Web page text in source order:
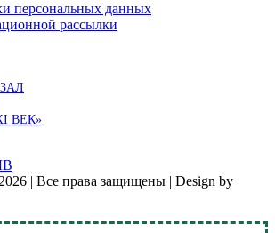
персональных данных
рассылки
ВЕК»
2026 | Все права защищены | Design by